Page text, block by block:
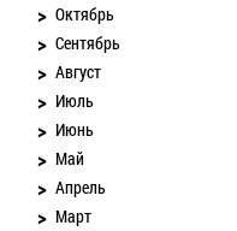
Октябрь
Сентябрь
Август
Июль
Июнь
Май
Апрель
Март